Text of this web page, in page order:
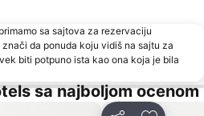
Νοtos
Port of Kavala
Rossogremos
Plaža Glastres
sa sajtova za rezervaciju
da ponuda koju vidiš na sajtu za
biti potpuno ista kao ona koja je bila
sa najboljom ocenom